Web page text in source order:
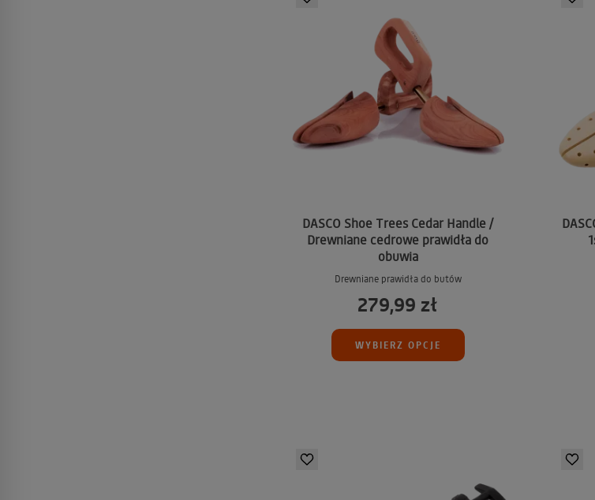
DASCO Shoe Trees Cedar Handle /
Drewniane cedrowe prawidła do
obuwia
Drewniane prawidła do butów
279,99 zł
WYBIERZ OPCJE